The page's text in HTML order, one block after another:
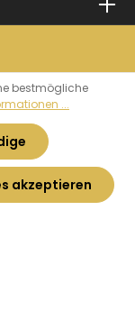
GmbH
zzgl.
bestmögliche
...
akzeptieren